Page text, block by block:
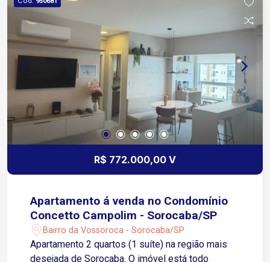
residências modernas com projetos
arquitetônicos exclusivos.
R$ 772.000,00 V
Apartamento á venda no Condomínio
Concetto Campolim - Sorocaba/SP
Bairro da Vossoroca - Sorocaba/SP
Apartamento 2 quartos (1 suíte) na região mais
desejada de Sorocaba. O imóvel está todo